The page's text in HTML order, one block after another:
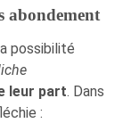
abondement
possibilité
leur part. Dans
: